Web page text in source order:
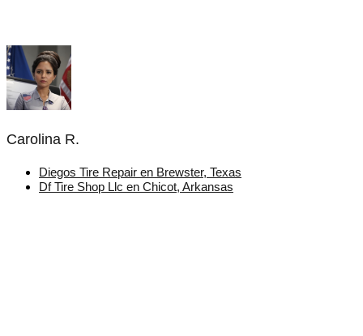
Carolina R.
Diegos Tire Repair en Brewster, Texas
Df Tire Shop Llc en Chicot, Arkansas